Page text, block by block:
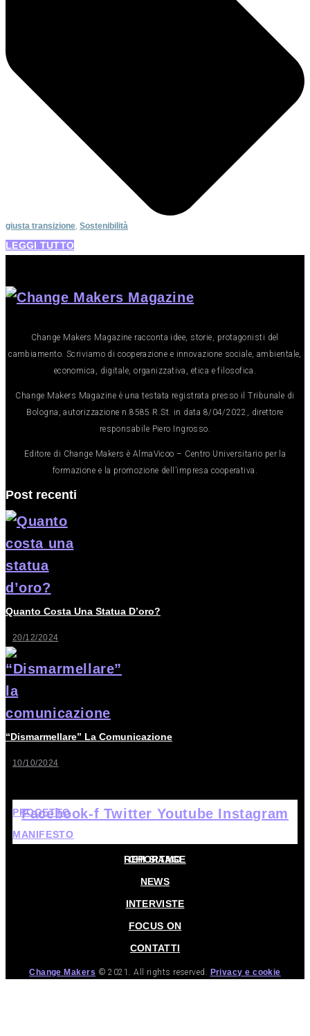
giusta transizione Sostenibilità
LEGGI TUTTO
Change Makers Magazine racconta idee, storie, protagonisti del
cambiamento. Scriviamo di cooperazione e innovazione sociale, ambientale,
economica, digitale, organizzativa, etica e filosofica.
Change Makers Magazine è una testata registrata presso il Tribunale di
Bologna, autorizzazione n.8585 R.St. in data 8/04/2022, direttore
responsabile Piero Ingrosso.
Editore di Change Makers è AlmaVicoo – Centro Universitario per la
formazione e la promozione dell’impresa cooperativa.
Post recenti
Quanto Costa Una Statua D’oro?
20/12/2024
“Dismarmellare” La Comunicazione
10/10/2024
Facebook-f Twitter Youtube Instagram
CHI SIAMO
PROGETTO
MANIFESTO
REPORTAGE
NEWS
INTERVISTE
FOCUS ON
CONTATTI
Change Makers © 2021. All rights reserved. Privacy e cookie